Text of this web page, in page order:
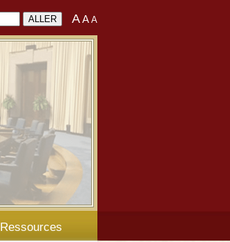
AA A
Ressources